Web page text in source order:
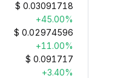
$ 0.03091718
+45.00%
$ 0.02974596
+11.00%
$ 0.091717
+3.40%